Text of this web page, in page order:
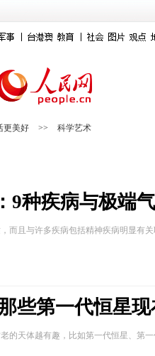
更美好 >> 科学艺术
9种疾病与极端
且与许多疾病包括精神疾病明显有关
些第一代恒星
天体越有趣，比如第一代恒星、第一